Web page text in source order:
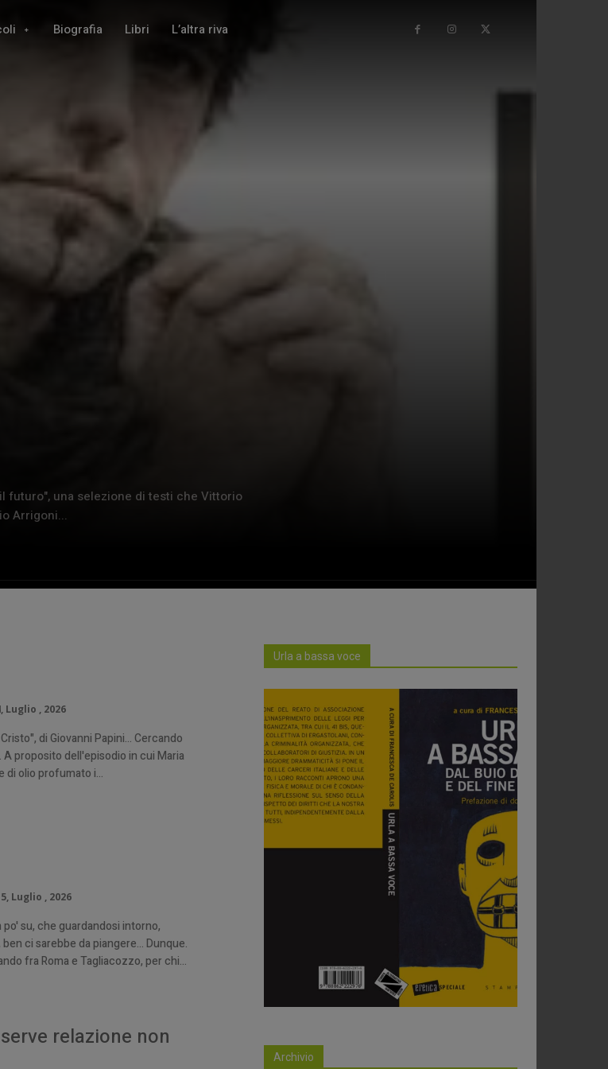
Biografia Libri L’altra riva
futuro", una selezione di testi che Vittorio
Arrigoni...
Luglio , 2026
di Giovanni Papini... Cercando
proposito dell'episodio in cui Maria
di olio profumato i...
Luglio , 2026
su, che guardandosi intorno,
ci sarebbe da piangere… Dunque.
fra Roma e Tagliacozzo, per chi...
relazione non
Urla a bassa voce
Archivio